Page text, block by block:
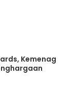
Kemenag